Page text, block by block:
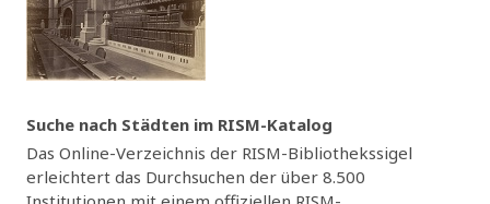
Suche nach Städten im RISM-Katalog
Das Online-Verzeichnis der RISM-Bibliothekssigel
erleichtert das Durchsuchen der über 8.500